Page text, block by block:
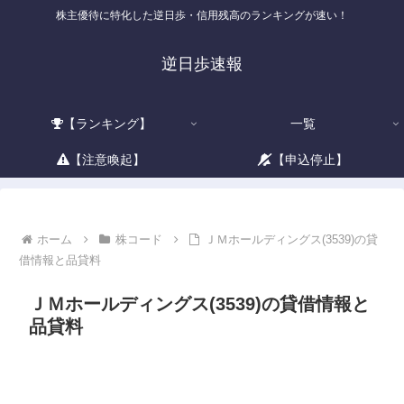
株主優待に特化した逆日歩・信用残高のランキングが速い！
逆日歩速報
【ランキング】 一覧
【注意喚起】 【申込停止】
ホーム 株コード
ＪＭホールディングス(3539)の貸
借情報と品貸料
ＪＭホールディングス(3539)の貸借情報と
品貸料